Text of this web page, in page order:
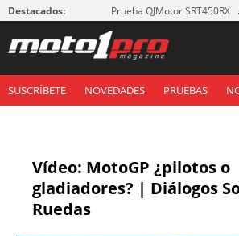
Destacados: Prueba QJMotor SRT450RX
SUSCRÍBETE NOVEDADES PRUEBAS
Vídeo: MotoGP ¿pilotos o
gladiadores? | Diálogos
Ruedas